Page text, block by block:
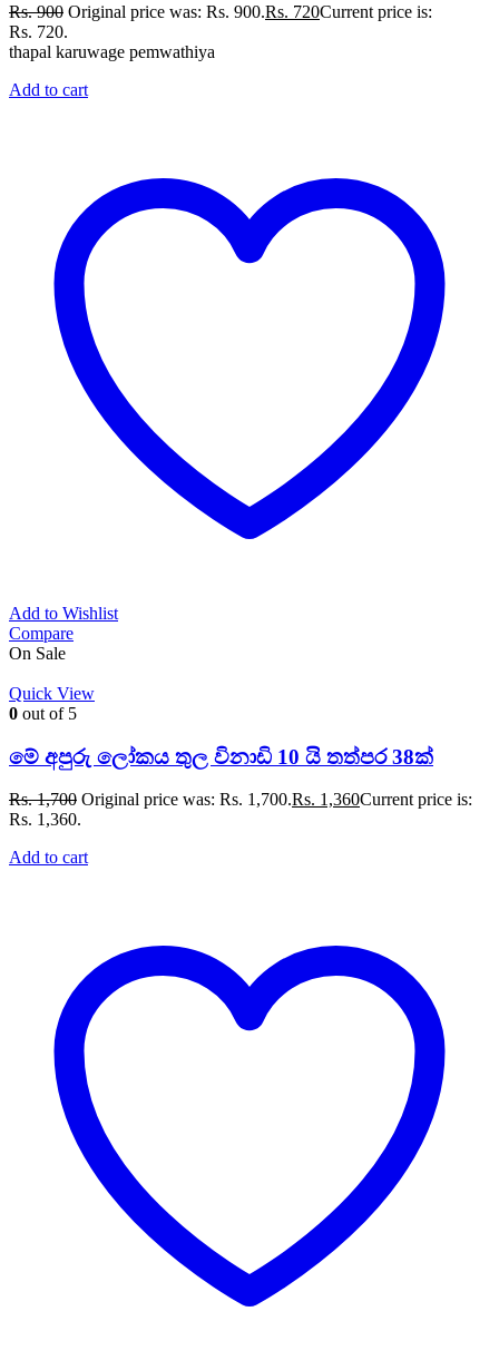
Rs.900 Original price was: Rs. 900.Rs. 720Current price is:
Rs. 720.
thapal karuwage pemwathiya
Add to cart
Add to Wishlist
Compare
On Sale
Quick View
0 out of 5
මේ අපුරු ලෝකය තුල විනාඩි 10 යි තත්පර 38ක්
Rs.1,700 Original price was: Rs. 1,700.Rs. 1,360Current price is:
Rs. 1,360.
Add to cart